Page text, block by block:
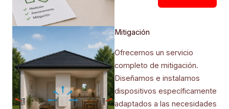
Mitigación
Ofrecemos un servicio
completo de mitigación.
Diseñamos e instalamos
dispositivos específicamente
adaptados a las necesidades